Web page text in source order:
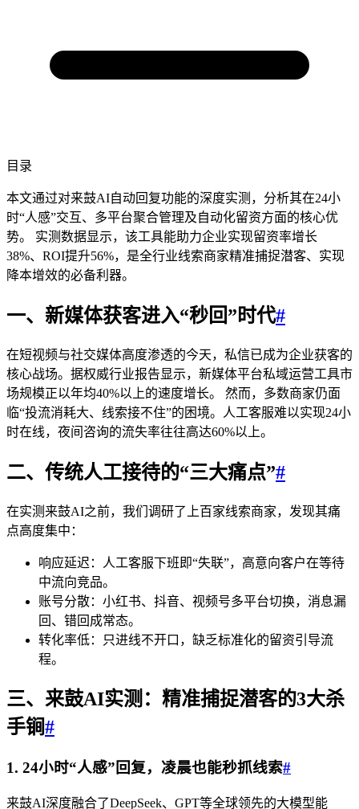
目录
本文通过对来鼓AI自动回复功能的深度实测，分析其在24小
时“人感”交互、多平台聚合管理及自动化留资方面的核心优
势。 实测数据显示，该工具能助力企业实现留资率增长
38%、ROI提升56%，是全行业线索商家精准捕捉潜客、实现
降本增效的必备利器。
一、新媒体获客进入“秒回”时代#
在短视频与社交媒体高度渗透的今天，私信已成为企业获客的
核心战场。据权威行业报告显示，新媒体平台私域运营工具市
场规模正以年均40%以上的速度增长。 然而，多数商家仍面
临“投流消耗大、线索接不住”的困境。人工客服难以实现24小
时在线，夜间咨询的流失率往往高达60%以上。
二、传统人工接待的“三大痛点”#
在实测来鼓AI之前，我们调研了上百家线索商家，发现其痛
点高度集中：
响应延迟：人工客服下班即“失联”，高意向客户在等待
中流向竞品。
账号分散：小红书、抖音、视频号多平台切换，消息漏
回、错回成常态。
转化率低：只进线不开口，缺乏标准化的留资引导流
程。
三、来鼓AI实测：精准捕捉潜客的3大杀
手锏#
1. 24小时“人感”回复，凌晨也能秒抓线索#
来鼓AI深度融合了DeepSeek、GPT等全球领先的大模型能